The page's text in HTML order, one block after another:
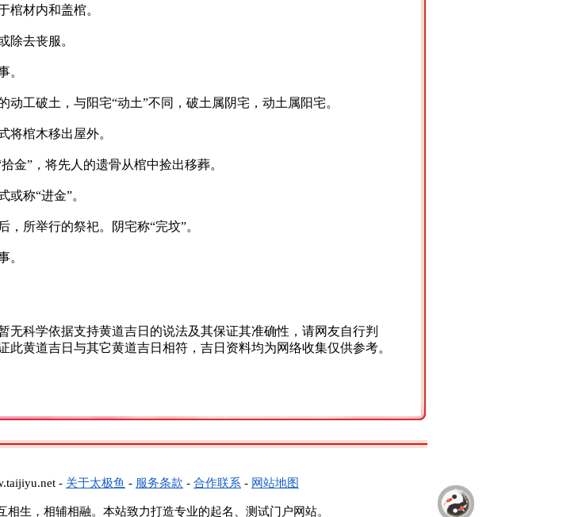
棺材内和盖棺。
除去丧服。
。
动工破土，与阳宅“动土”不同，破土属阴宅，动土属阳宅。
将棺木移出屋外。
金”，将先人的遗骨从棺中捡出移葬。
或称“进金”。
，所举行的祭祀。阴宅称“完坟”。
。
无科学依据支持黄道吉日的说法及其保证其准确性，请网友自行判
此黄道吉日与其它黄道吉日相符，吉日资料均为网络收集仅供参考。
- 关于太极鱼 - 服务条款 - 合作联系 - 网站地图
生，相辅相融。本站致力打造专业的起名、测试门户网站。